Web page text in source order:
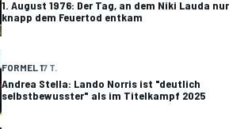
1. August 1976: Der Tag, an dem Niki Lauda nur
knapp dem Feuertod entkam
FORMEL 17 T.
Andrea Stella: Lando Norris ist "deutlich
selbstbewusster" als im Titelkampf 2025